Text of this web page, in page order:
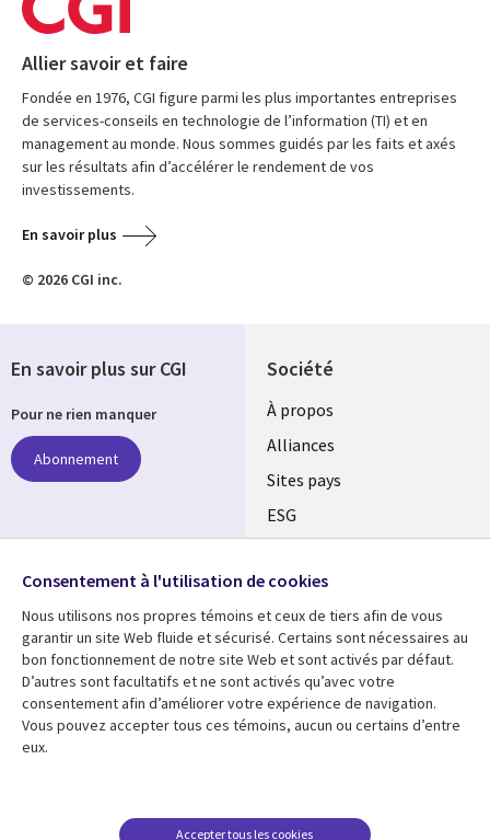
Allier savoir et faire
Fondée en 1976, CGI figure parmi les plus importantes entreprises
de services-conseils en technologie de l’information (TI) et en
management au monde. Nous sommes guidés par les faits et axés
sur les résultats afin d’accélérer le rendement de vos
investissements.
En savoir plus
© 2026 CGI inc.
Société
À propos
Alliances
Sites pays
ESG
Fusions
Salle de presse
Ressources
Articles
Études de cas
Support
Restrictions et
En savoir plus sur CGI
Pour ne rien manquer
Abonnement
Suivez-nous
Social
Media
Global
FR
Consentement à l'utilisation de cookies
Nous utilisons nos propres témoins et ceux de tiers afin de vous
garantir un site Web fluide et sécurisé. Certains sont nécessaires au
bon fonctionnement de notre site Web et sont activés par défaut.
D’autres sont facultatifs et ne sont activés qu’avec votre
consentement afin d’améliorer votre expérience de navigation.
Vous pouvez accepter tous ces témoins, aucun ou certains d’entre
eux.
Accepter tous les cookies